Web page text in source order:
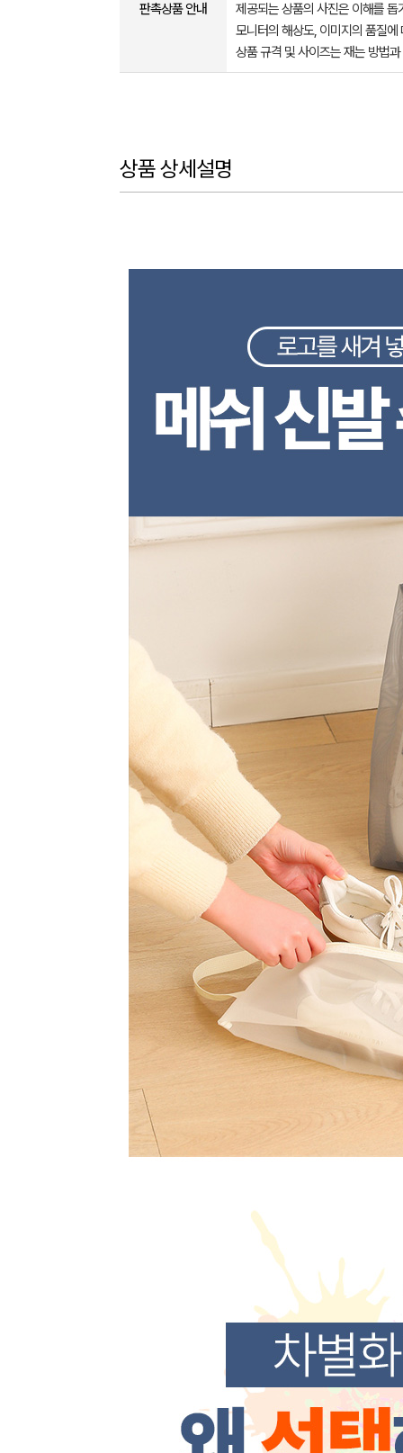
판촉상품 안내
제공되는 상품의 사진은 이해를
모니터의 해상도, 이미지의 품질
상품 규격 및 사이즈는 재는 방법
상품 상세설명